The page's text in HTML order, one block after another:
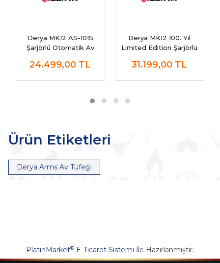
Derya MK12 AS-101S
Şarjörlü Otomatik Av
24.499,00 TL
Derya MK12 100. Yıl
Limited Edition Şarjörlü
31.199,00 TL
Ürün Etiketleri
Derya Arms Av Tüfeği
PlatinMarket® E-Ticaret Sistemi İle Hazırlanmıştır.